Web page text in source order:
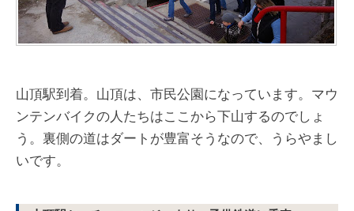
山頂駅到着。山頂は、市民公園になっています。マウ
ンテンバイクの人たちはここから下山するのでしょ
う。裏側の道はダートが豊富そうなので、うらやまし
いです。